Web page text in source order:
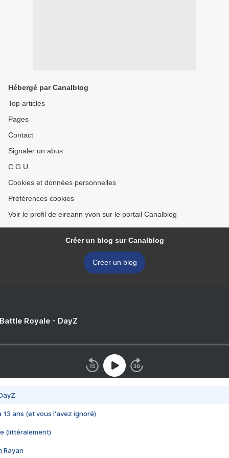
Hébergé par Canalblog
Top articles
Pages
Contact
Signaler un abus
C.G.U.
Cookies et données personnelles
Préférences cookies
Voir le profil de eireann yvon sur le portail Canalblog
Créer un blog sur Canalblog
Créer un blog
Royale - DayZ
13 ans (et vous l'avez ignoré)
(littéralement)
Rayan